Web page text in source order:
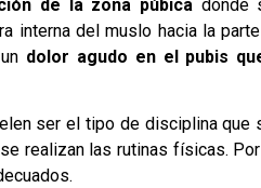
de la zona púbica donde
interna del muslo hacia la
dolor agudo en el pubis
ser el tipo de disciplina que
realizan las rutinas físicas.